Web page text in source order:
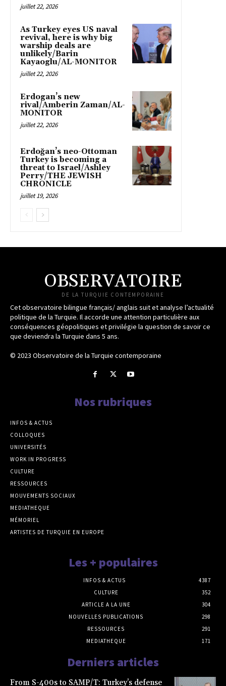
juillet 22, 2026
As Turkey eyes US naval
revival, here is why big
warship deals are
unlikely/Barin
Kayaoglu/AL-MONITOR
juillet 22, 2026
Erdogan’s new
rival/Amberin Zaman/AL-
MONITOR
juillet 22, 2026
Erdoğan’s neo-Ottoman
Turkey is becoming a
threat to Israel/Ashley
Perry/THE JEWISH
CHRONICLE
juillet 19, 2026
OBSERVATOIRE
DE LA TURQUIE CONTEMPORAINE
Cet observatoire bilingue français/ anglais suit et analyse l’actualité
politique de la Turquie. Il accorde une attention particulière aux
conséquences géopolitiques et privilégie la question de savoir ce
que deviendra la Turquie dans 5 ans.
© 2023 Observatoire de la Turquie contemporaine
Nos rubriques
INFOS & ACTUS
COLLOQUES
UNIVERSITÉS
WORK IN PROGRESS
CULTURE
RESSOURCES
MOUVEMENTS SOCIAUX
MEDIATHEQUE
MÉMORIEL
ARTISTES DE TURQUIE EN EUROPE
Les + populaires
INFOS & ACTUS
4387
CULTURE
352
ARTICLE A LA UNE
304
NOUVELLES PUBLICATIONS
298
RESSOURCES
291
MEDIATHEQUE
171
Derniers articles
From S-400s to SAMP/T: Turkey’s defense